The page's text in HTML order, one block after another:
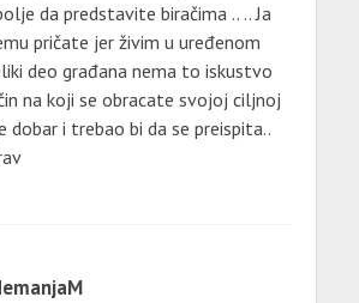
da predstavite biračima .. .. Ja
pričate jer živim u uređenom
deo građana nema to iskustvo
na koji se obracate svojoj ciljnoj
dobar i trebao bi da se preispita..